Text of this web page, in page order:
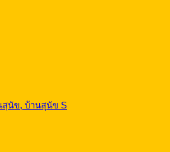
สุนัข, บ้านสุนัข S